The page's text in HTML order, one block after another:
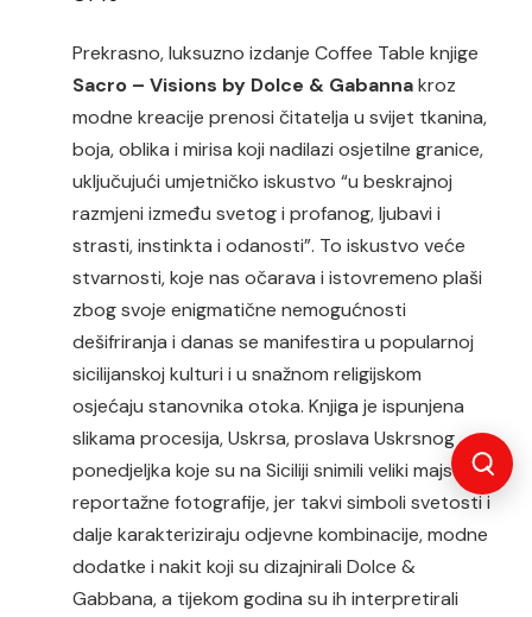
Prekrasno, luksuzno izdanje Coffee Table knjige
Sacro – Visions by Dolce & Gabannakroz
modne kreacijeprenosi čitatelja u svijet tkanina,
boja, oblika i mirisa koji nadilazi osjetilne granice,
uključujući umjetničko iskustvo “u beskrajnoj
razmjeni između svetog i profanog, ljubavi i
strasti, instinkta i odanosti”. To iskustvo veće
stvarnosti, koje nas očarava i istovremeno plaši
zbog svoje enigmatične nemogućnosti
dešifriranja i danas se manifestira u popularnoj
sicilijanskoj kulturi i u snažnom religijskom
osjećaju stanovnika otoka. Knjiga je ispunjena
slikama procesija, Uskrsa, proslava Uskrsnog
ponedjeljka koje su na Siciliji snimili veliki majstori
reportažne fotografije, jer takvi simboli svetosti i
dalje karakteriziraju odjevne kombinacije, modne
dodatke i nakit koji su dizajnirali Dolce &
Gabbana, a tijekom godina su ih interpretirali